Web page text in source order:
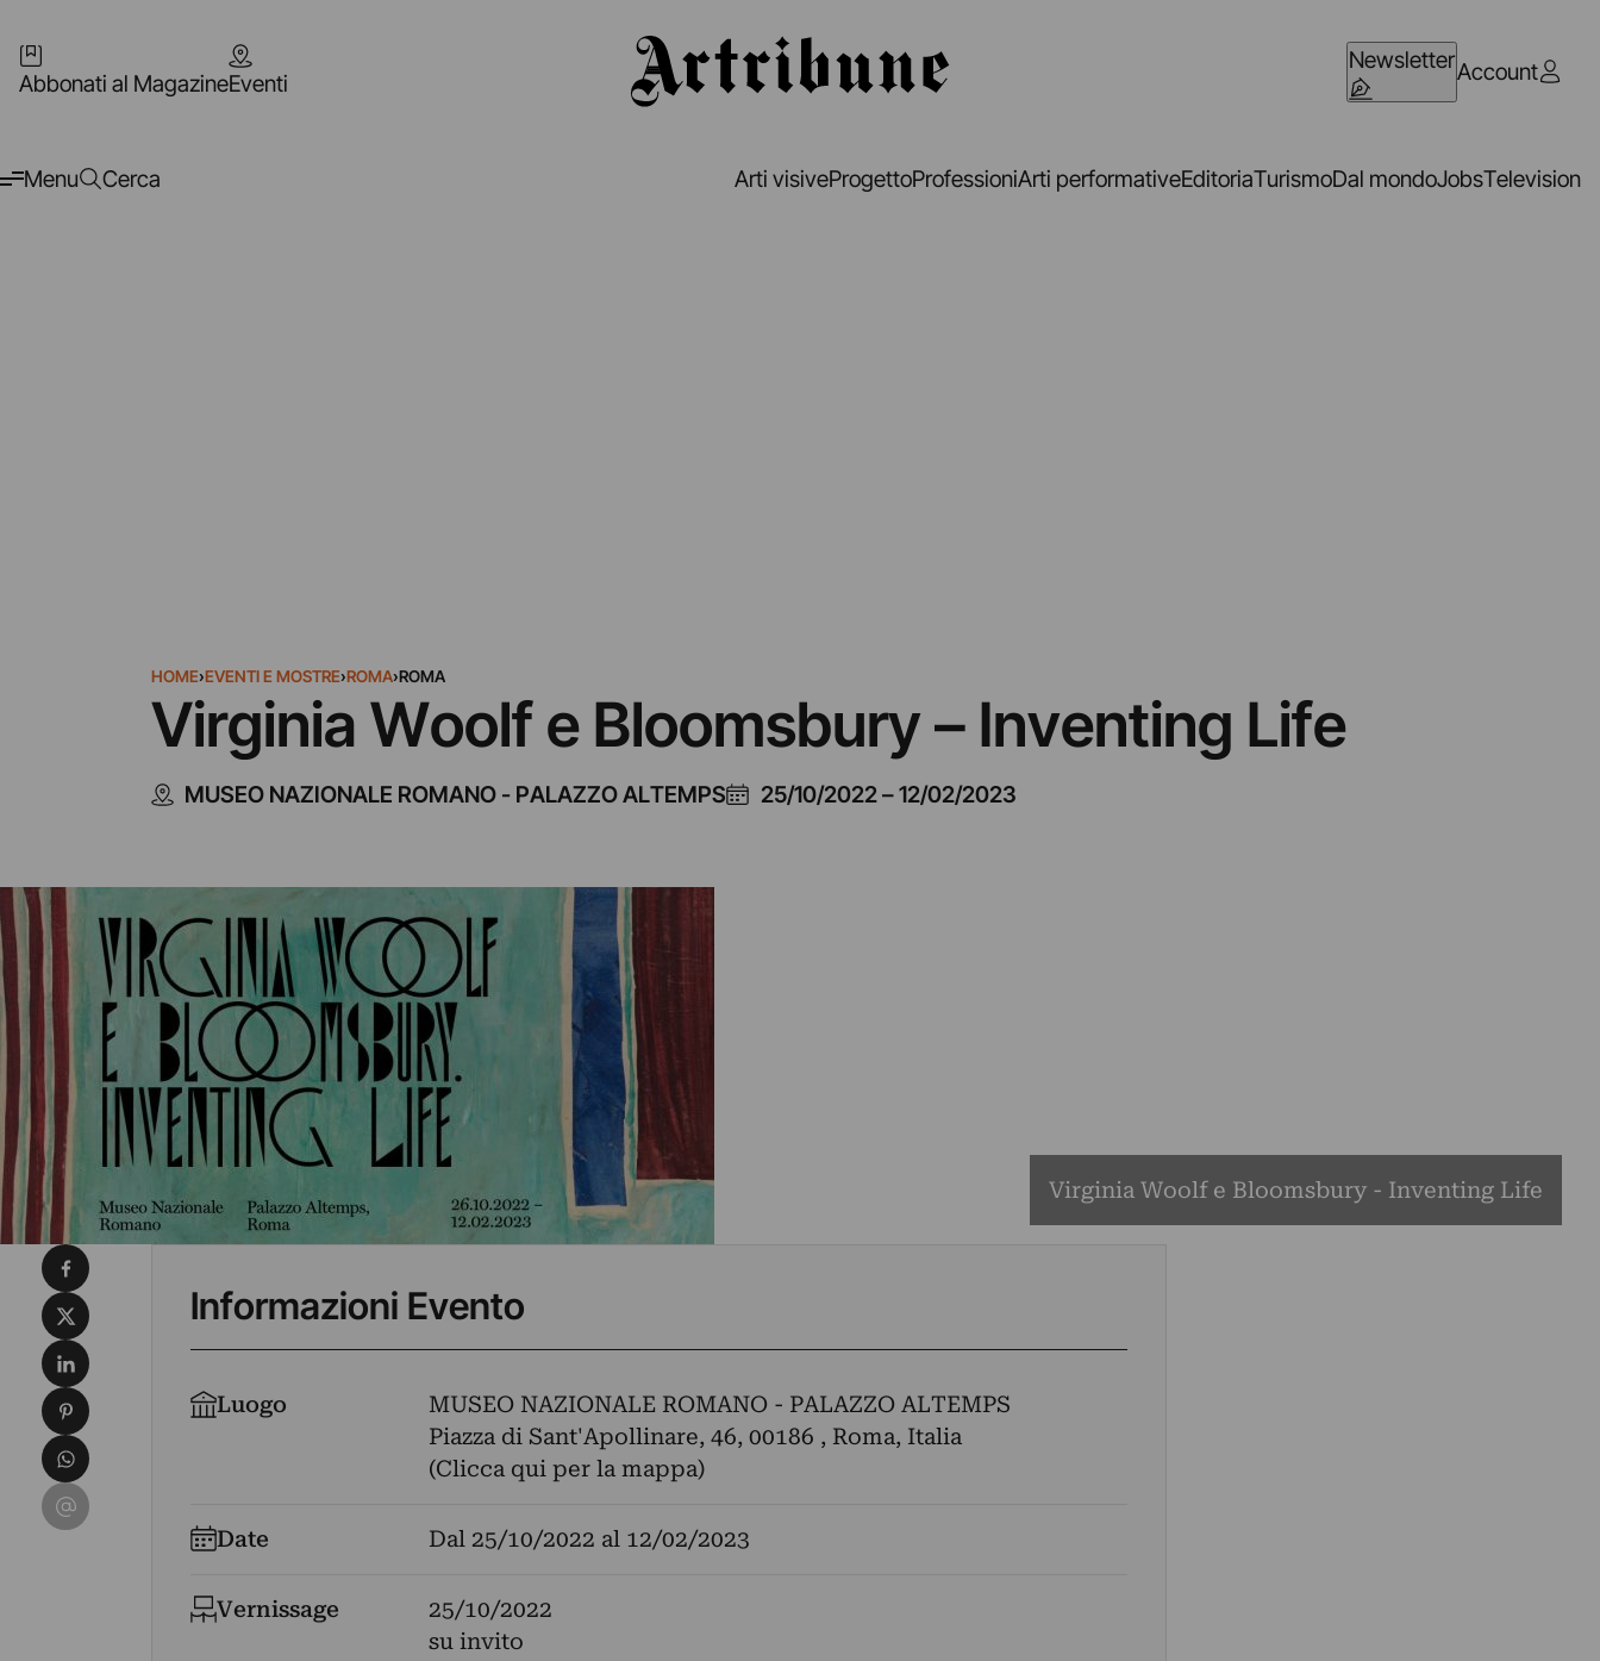
Abbonati al MagazineEventi
NewsletterAccount
Menu Cerca Arti visiveProgettoProfessioniArti performativeEditoriaTurismoDal mondoJobsTelevision
HOME›EVENTI E MOSTRE›ROMA›ROMA
Virginia Woolf e Bloomsbury – Inventing Life
MUSEO NAZIONALE ROMANO - PALAZZO ALTEMPS 25/10/2022–12/02/2023
Virginia Woolf e Bloomsbury - Inventing Life
Informazioni Evento
Luogo
MUSEO NAZIONALE ROMANO - PALAZZO ALTEMPS
Piazza di Sant'Apollinare, 46, 00186 , Roma, Italia
(Clicca qui per la mappa)
Date Dal 25/10/2022 al 12/02/2023
Vernissage
25/10/2022
su invito
Condividi su Facebook
Condividi su X
Condividi su LinkedIn
Condividi su Pinterest
Condividi su WhatsApp
Condividi su Email